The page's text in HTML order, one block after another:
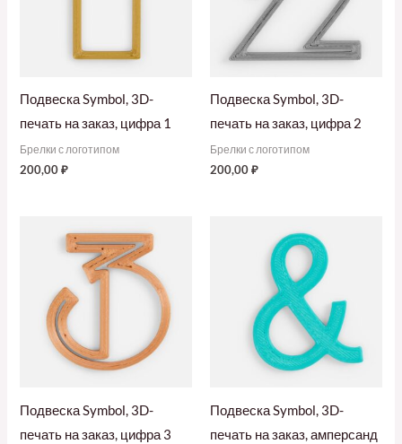
Подвеска Symbol, 3D-
печать на заказ, цифра 1
Брелки с логотипом
200,00₽
Подвеска Symbol, 3D-
печать на заказ, цифра 2
Брелки с логотипом
200,00₽
Подвеска Symbol, 3D-
печать на заказ, цифра 3
Подвеска Symbol, 3D-
печать на заказ, амперсанд